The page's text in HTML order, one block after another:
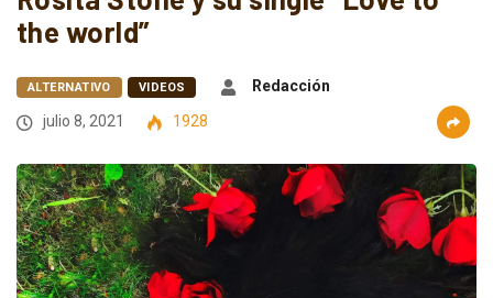
the world”
ALTERNATIVO VIDEOS
Redacción
julio 8, 2021
1928